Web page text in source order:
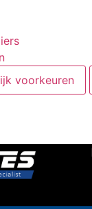
voorkeuren